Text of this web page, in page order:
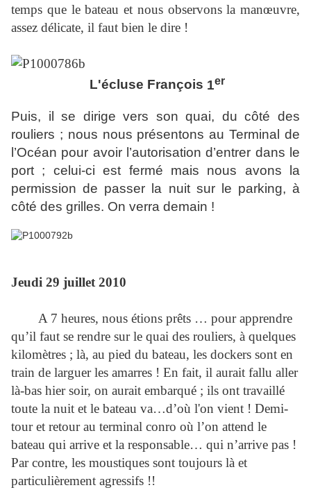
temps que le bateau et nous observons la manœuvre,
assez délicate, il faut bien le dire !
L'écluse François 1er
Puis, il se dirige vers son quai, du côté des
rouliers ; nous nous présentons au Terminal de
l’Océan pour avoir l’autorisation d’entrer dans le
port ; celui-ci est fermé mais nous avons la
permission de passer la nuit sur le parking, à
côté des grilles. On verra demain !
Jeudi 29 juillet 2010
A 7 heures, nous étions prêts … pour apprendre
qu’il faut se rendre sur le quai des rouliers, à quelques
kilomètres ; là, au pied du bateau, les dockers sont en
train de larguer les amarres ! En fait, il aurait fallu aller
là-bas hier soir, on aurait embarqué ; ils ont travaillé
toute la nuit et le bateau va…d’où l'on vient ! Demi-
tour et retour au terminal conro où l’on attend le
bateau qui arrive et la responsable… qui n’arrive pas !
Par contre, les moustiques sont toujours là et
particulièrement agressifs !!